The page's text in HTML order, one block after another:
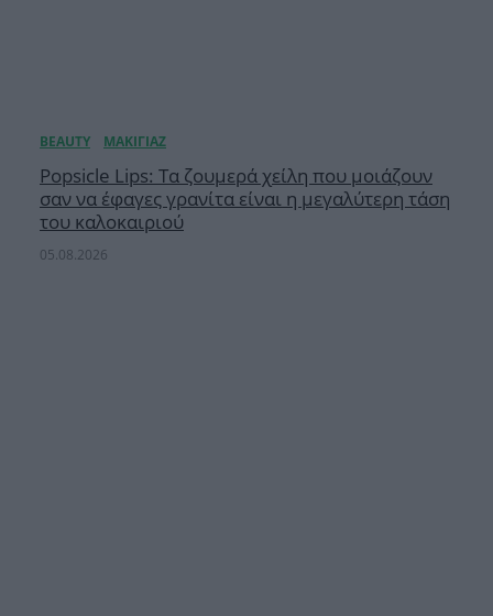
Popsicle Lips: Τα ζουμερά χείλη που μοιάζουν
σαν να έφαγες γρανίτα είναι η μεγαλύτερη τάση
του καλοκαιριού
05.08.2026